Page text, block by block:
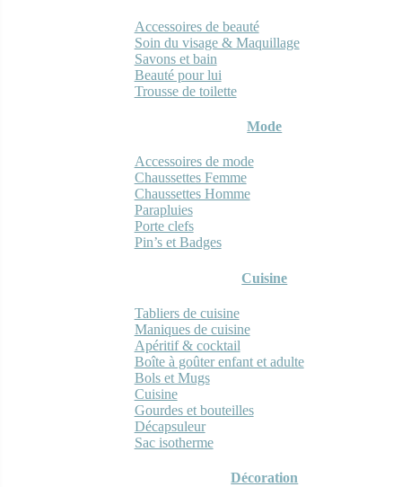
Accessoires de beauté
Soin du visage & Maquillage
Savons et bain
Beauté pour lui
Trousse de toilette
Mode
Accessoires de mode
Chaussettes Femme
Chaussettes Homme
Parapluies
Porte clefs
Pin’s et Badges
Cuisine
Tabliers de cuisine
Maniques de cuisine
Apéritif & cocktail
Boîte à goûter enfant et adulte
Bols et Mugs
Cuisine
Gourdes et bouteilles
Décapsuleur
Sac isotherme
Décoration